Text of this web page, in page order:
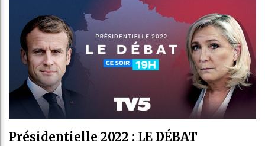
Présidentielle 2022 : LE DÉBAT